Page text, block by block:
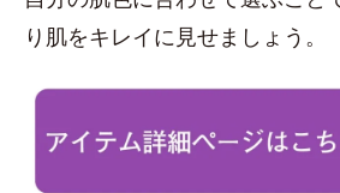
り肌をキレイに見せましょう。